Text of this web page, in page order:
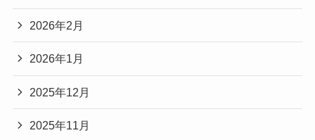
2026年2月
2026年1月
2025年12月
2025年11月